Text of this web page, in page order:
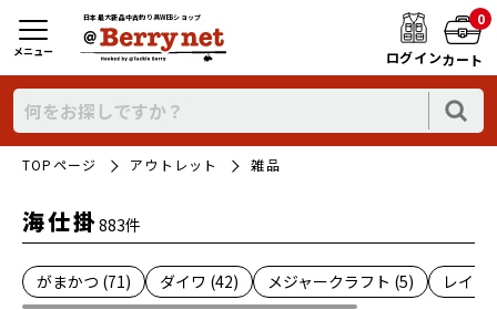
日本最大新品中古釣り具WEBショップ
ログイン
0
カート
メニュー
TOPページ アウトレット 雑品
海仕掛883件
がまかつ (71) ダイワ (42) メジャークラフト (5) レイン